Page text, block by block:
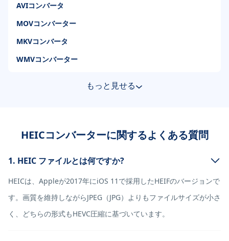
AVIコンバータ
MOVコンバーター
MKVコンバータ
WMVコンバーター
もっと見せる
HEICコンバーターに関するよくある質問
1. HEIC ファイルとは何ですか?
HEICは、Appleが2017年にiOS 11で採用したHEIFのバージョンで
す。画質を維持しながらJPEG（JPG）よりもファイルサイズが小さ
く、どちらの形式もHEVC圧縮に基づいています。